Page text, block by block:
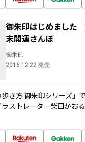
御朱印はじめまし
末開運さんぽ
御朱印
2016.12.22 発売
き方 御朱印シリーズ」
ストレーター柴田かお